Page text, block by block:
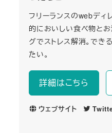
フリーランスのwebディ
的においしい食べ物とお
グでストレス解消。で
たい。
詳細はこちら
ウェブサイト